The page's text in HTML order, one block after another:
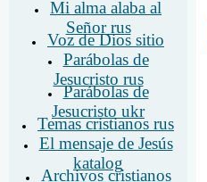
Mi alma alaba al
Señor rus
Voz de Dios sitio
Parábolas de
Jesucristo rus
Parábolas de
Jesucristo ukr
Temas cristianos rus
El mensaje de Jesús
katalog
Archivos cristianos